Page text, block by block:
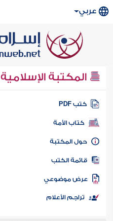
عربي
المكتبة الإسلامية
كتب PDF
كتاب الأمة
المكتبة
الكتب
موضوعي